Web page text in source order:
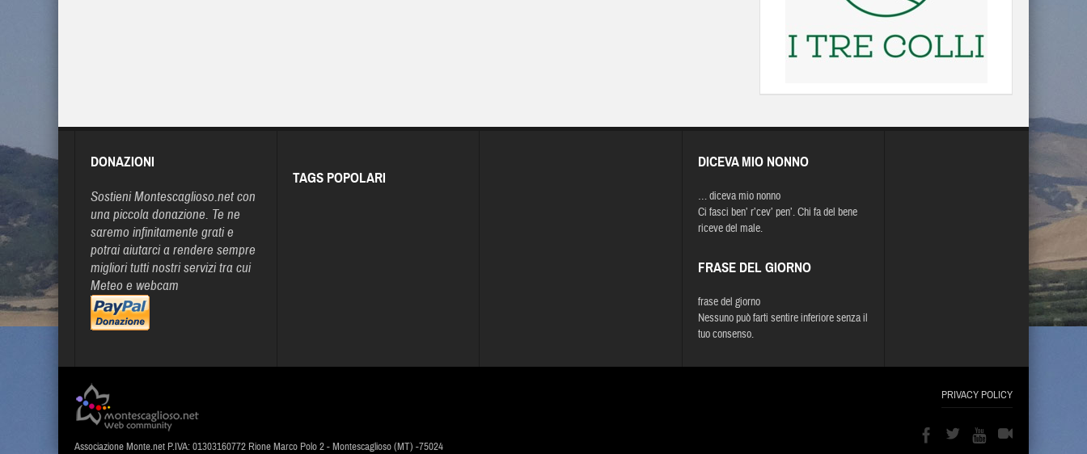
DONAZIONI
Sostieni Montescaglioso.net con
una piccola donazione. Te ne
saremo infinitamente grati e
potrai aiutarci a rendere sempre
migliori tutti nostri servizi tra cui
Meteo e webcam
TAGS POPOLARI
DICEVA MIO NONNO
… diceva mio nonno
Ci fasci ben’ r’cev’ pen’. Chi fa del bene
riceve del male.
FRASE DEL GIORNO
frase del giorno
Nessuno può farti sentire inferiore senza il
tuo consenso.
PRIVACY POLICY
Associazione Monte.net P.IVA: 01303160772 Rione Marco Polo 2 - Montescaglioso (MT) -75024